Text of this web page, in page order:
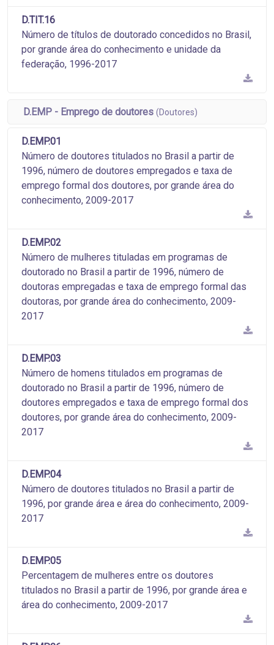
D.TIT.16
Número de títulos de doutorado concedidos no Brasil,
por grande área do conhecimento e unidade da
federação, 1996-2017
D.EMP - Emprego de doutores (Doutores)
D.EMP.01
Número de doutores titulados no Brasil a partir de
1996, número de doutores empregados e taxa de
emprego formal dos doutores, por grande área do
conhecimento, 2009-2017
D.EMP.02
Número de mulheres tituladas em programas de
doutorado no Brasil a partir de 1996, número de
doutoras empregadas e taxa de emprego formal das
doutoras, por grande área do conhecimento, 2009-
2017
D.EMP.03
Número de homens titulados em programas de
doutorado no Brasil a partir de 1996, número de
doutores empregados e taxa de emprego formal dos
doutores, por grande área do conhecimento, 2009-
2017
D.EMP.04
Número de doutores titulados no Brasil a partir de
1996, por grande área e área do conhecimento, 2009-
2017
D.EMP.05
Percentagem de mulheres entre os doutores
titulados no Brasil a partir de 1996, por grande área e
área do conhecimento, 2009-2017